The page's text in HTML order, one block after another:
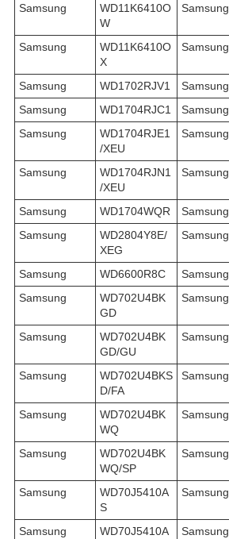
Samsung
WD11K6410O
W
Samsung
Samsung
WD11K6410O
X
Samsung
Samsung
WD1702RJV1 Samsung
Samsung
WD1704RJC1 Samsung
Samsung
WD1704RJE1
/XEU
Samsung
Samsung
WD1704RJN1
/XEU
Samsung
Samsung
WD1704WQR Samsung
Samsung
WD2804Y8E/
XEG
Samsung
Samsung
WD6600R8C Samsung
Samsung
WD702U4BK
GD
Samsung
Samsung
WD702U4BK
GD/GU
Samsung
Samsung
WD702U4BKS
D/FA
Samsung
Samsung
WD702U4BK
WQ
Samsung
Samsung
WD702U4BK
WQ/SP
Samsung
Samsung
WD70J5410A
S
Samsung
Samsung
WD70J5410A
Samsung